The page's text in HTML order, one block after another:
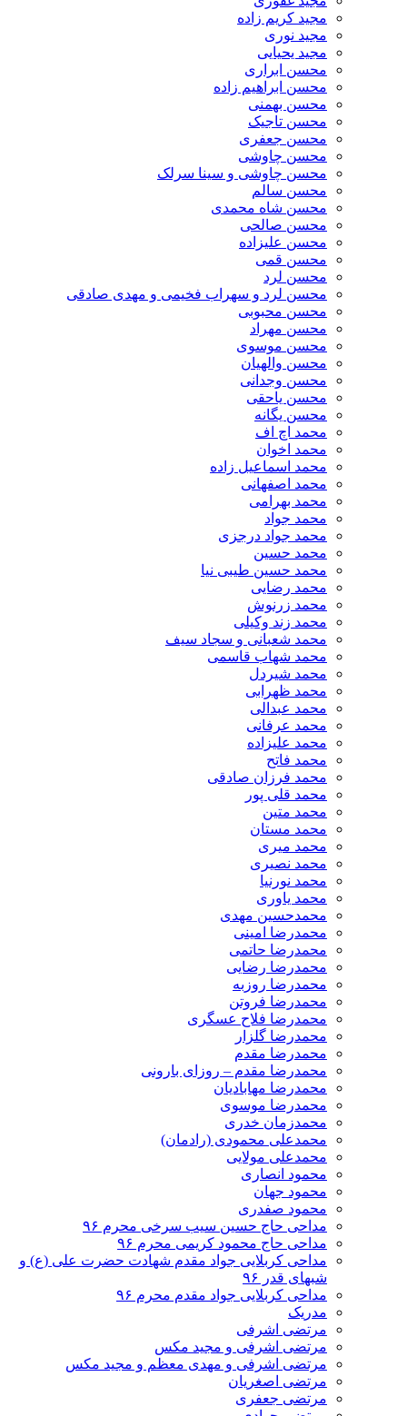
مجید کریم زاده
مجید نوری
مجید یحیایی
محسن ابراری
محسن ابراهیم زاده
محسن بهمنی
محسن تاجیک
محسن جعفری
محسن چاوشی
محسن چاوشی و سینا سرلک
محسن سالم
محسن شاه محمدی
محسن صالحی
محسن علیزاده
محسن قمی
محسن لرد
محسن لرد و سهراب فخیمی و مهدی صادقی
محسن محبوبی
محسن مهراد
محسن موسوی
محسن والهیان
محسن وجدانی
محسن یاحقی
محسن یگانه
محمد اچ اف
محمد اخوان
محمد اسماعیل زاده
محمد اصفهانی
محمد بهرامی
محمد جواد
محمد جواد درجزی
محمد حسین
محمد حسین طیبی نیا
محمد رضایی
محمد زرنوش
محمد زند وکیلی
محمد شعبانی و سجاد سیف
محمد شهاب قاسمی
​محمد شیردل
محمد ظهرابی
محمد عبدالی
محمد عرفانی
محمد علیزاده
محمد فاتح
محمد فرزان صادقی
محمد قلی پور
محمد متین
محمد مستان
محمد میری
محمد نصیری
محمد نورنیا
محمد یاوری
محمدحسین مهدی
محمدرضا امینی
محمدرضا حاتمی
محمدرضا رضایی
محمدرضا روزبه
محمدرضا فروتن
محمدرضا فلاح عسگری
محمدرضا گلزار
محمدرضا مقدم
محمدرضا مقدم – روزای بارونی
محمدرضا مهابادیان
محمدرضا موسوی
محمدزمان خدری
محمدعلی محمودی (رادمان)
محمدعلی مولایی
محمود انصاری
محمود جهان
محمود صفدری
مداحی حاج حسین سیب سرخی محرم ۹۶
مداحی حاج محمود کریمی محرم ۹۶
مداحی کربلایی جواد مقدم شهادت حضرت علی (ع) و
شبهای قدر ۹۶
مداحی کربلایی جواد مقدم محرم ۹۶
مدریک
مرتضی اشرفی
مرتضی اشرفی و مجید مکس
مرتضی اشرفی و مهدی معظم و مجید مکس
مرتضی اصغریان
مرتضی جعفری